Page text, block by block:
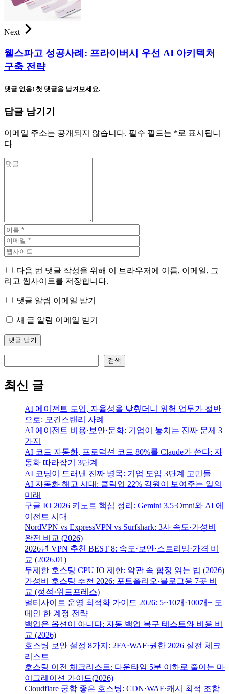
Next
웰스파고 성공사례: 프라이버시 우선 AI 아키텍처
구축 전략
댓글 없음! 첫 댓글을 남겨보세요.
답글 남기기
이메일 주소는 공개되지 않습니다. 필수 필드는 *로 표시됩니
다
다음 번 댓글 작성을 위해 이 브라우저에 이름, 이메일, 그
리고 웹사이트를 저장합니다.
댓글 알림 이메일 받기
새 글 알림 이메일 받기
검색
최신 글
AI 에이전트 도입, 자율성을 낮췄더니 위험 업무가 절반
으로: 모건스탠리 사례
AI 에이전트 비용·보안·문화: 기업이 놓치는 진짜 문제 3
가지
AI 코드 자동화, 프로덕션 코드 80%를 Claude가 쓴다: 자
동화 따라잡기 3단계
AI 코딩이 드러낸 진짜 병목: 기업 도입 3단계 고민들
AI 자동화 해고 시대: 클릭업 22% 감원이 보여주는 일의
미래
구글 IO 2026 키노트 핵심 정리: Gemini 3.5·Omni와 AI 에
이전트 시대
NordVPN vs ExpressVPN vs Surfshark: 3사 속도·가성비
완전 비교 (2026)
2026년 VPN 추천 BEST 8: 속도·보안·스트리밍·가격 비
교 (2026.01)
무제한 호스팅 CPU IO 제한: 약관 속 함정 읽는 법 (2026)
가성비 호스팅 추천 2026: 포트폴리오·블로그용 7곳 비
교 (정적·워드프레스)
멀티사이트 운영 최적화 가이드 2026: 5~10개·100개+ 도
메인 한 계정 전략
백업은 옵션이 아니다: 자동 백업 복구 테스트와 비용 비
교 (2026)
호스팅 보안 설정 8가지: 2FA·WAF·권한 2026 실전 체크
리스트
호스팅 이전 체크리스트: 다운타임 5분 이하로 줄이는 마
이그레이션 가이드(2026)
Cloudflare 궁합 좋은 호스팅: CDN·WAF·캐시 최적 조합